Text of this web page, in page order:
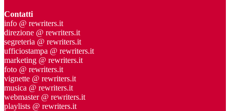
Contatti
info @ rewriters.it
direzione @ rewriters.it
segreteria @ rewriters.it
ufficiostampa @ rewriters.it
marketing @ rewriters.it
foto @ rewriters.it
vignette @ rewriters.it
musica @ rewriters.it
webmaster @ rewriters.it
playlists @ rewriters.it